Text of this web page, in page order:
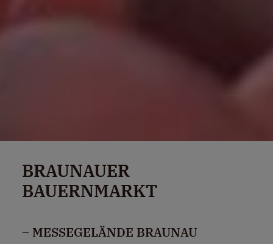
BRAUNAUER
BAUERNMARKT
– MESSEGELÄNDE BRAUNAU